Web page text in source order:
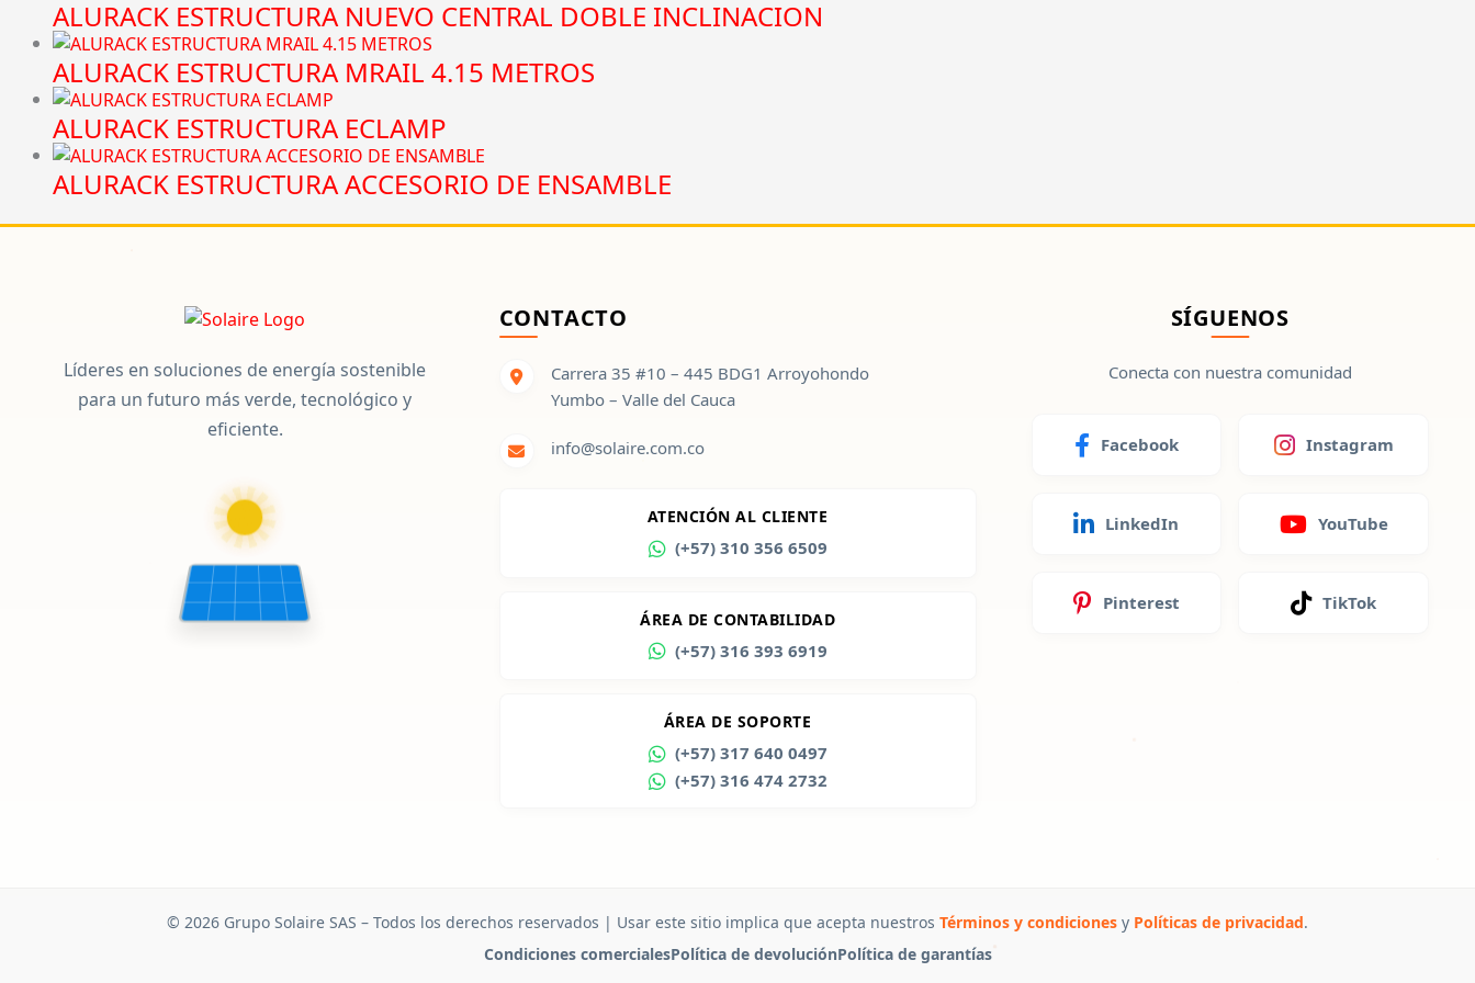
ALURACK ESTRUCTURA NUEVO CENTRAL DOBLE INCLINACION
ALURACK ESTRUCTURA MRAIL 4.15 METROS
ALURACK ESTRUCTURA ECLAMP
ALURACK ESTRUCTURA ACCESORIO DE ENSAMBLE
Líderes en soluciones de energía sostenible
para un futuro más verde, tecnológico y
eficiente.
CONTACTO
Carrera 35 #10 – 445 BDG1 Arroyohondo
Yumbo – Valle del Cauca
info@solaire.com.co
ATENCIÓN AL CLIENTE
(+57) 310 356 6509
ÁREA DE CONTABILIDAD
(+57) 316 393 6919
ÁREA DE SOPORTE
(+57) 317 640 0497
(+57) 316 474 2732
SÍGUENOS
Conecta con nuestra comunidad
Facebook Instagram
LinkedIn YouTube
Pinterest TikTok
© 2026 Grupo Solaire SAS – Todos los derechos reservados | Usar este sitio implica que acepta nuestros Términos y condiciones y Políticas de privacidad.
Condiciones comercialesPolítica de devoluciónPolítica de garantías